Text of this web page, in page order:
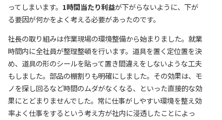
ってしまいます。 1時間当たり利益が下がらないように、下が
る要因が何かをよく考える必要があったのです。
社長の取り組みは作業現場の環境整備から始まりました。就業
時間内に全社員が整理整頓を行います。道具を置く定位置を決
め、道具の形のシールを貼って置き間違えをしないような工夫
もしました。部品の棚割りも明確にしました。その効果は、モ
ノを探し回るなど時間のムダがなくなる、といった直接的な効
果にとどまりませんでした。常に仕事がしやすい環境を整え効
率よく仕事をするという考え方が社内に浸透したことによっ